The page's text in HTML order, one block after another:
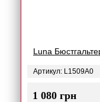
Luna
Артикул: L1509A0
1 080 грн